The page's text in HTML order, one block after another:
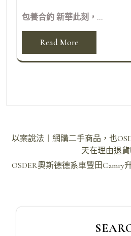
包養合約 新華此刻，...
Read More
文
導
以案說法丨網購二手商品，也
天在理由退貨
OSDER奧斯德德系車豐田Camry